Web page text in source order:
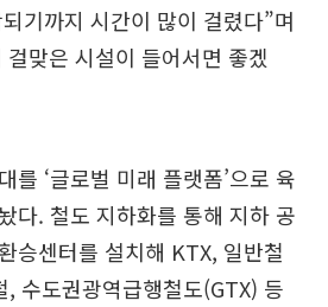
기까지 시간이 많이 걸렸다”며
맞은 시설이 들어서면 좋겠
를 ‘글로벌 미래 플랫폼’으로 육
다. 철도 지하화를 통해 지하 공
승센터를 설치해 KTX, 일반철
수도권광역급행철도(GTX) 등